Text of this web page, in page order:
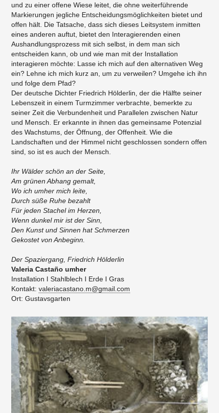
und zu einer offene Wiese leitet, die ohne weiterführende
Markierungen jegliche Entscheidungsmöglichkeiten bietet und
offen hält. Die Tatsache, dass sich dieses Leitsystem inmitten
eines anderen auftut, bietet den Interagierenden einen
Aushandlungsprozess mit sich selbst, in dem man sich
entscheiden kann, ob und wie man mit der Installation
interagieren möchte: Lasse ich mich auf den alternativen Weg
ein? Lehne ich mich kurz an, um zu verweilen? Umgehe ich ihn
und folge dem Pfad?
Der deutsche Dichter Friedrich Hölderlin, der die Hälfte seiner
Lebenszeit in einem Turmzimmer verbrachte, bemerkte zu
seiner Zeit die Verbundenheit und Parallelen zwischen Natur
und Mensch. Er erkannte in ihnen das gemeinsame Potenzial
des Wachstums, der Öffnung, der Offenheit. Wie die
Landschaften und der Himmel nicht geschlossen sondern offen
sind, so ist es auch der Mensch.
Ihr Wälder schön an der Seite,
Am grünen Abhang gemalt,
Wo ich umher mich leite,
Durch süße Ruhe bezahlt
Für jeden Stachel im Herzen,
Wenn dunkel mir ist der Sinn,
Den Kunst und Sinnen hat Schmerzen
Gekostet von Anbeginn.
Der Spaziergang, Friedrich Hölderlin
Valeria Castaño umher
Installation I Stahlblech I Erde I Gras
Kontakt: valeriacastano.m@gmail.com
Ort: Gustavsgarten